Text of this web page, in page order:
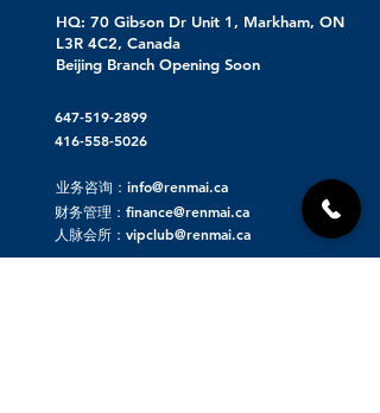
HQ: 70 Gibson Dr Unit 1, Markham, ON
L3R 4C2, Canada
Beijing Branch Opening Soon
647-519-2899
416-558-5026
业务咨询：info@renmai.ca
财务管理：finance@renmai.ca
人脉会所：vipclub@renmai.ca